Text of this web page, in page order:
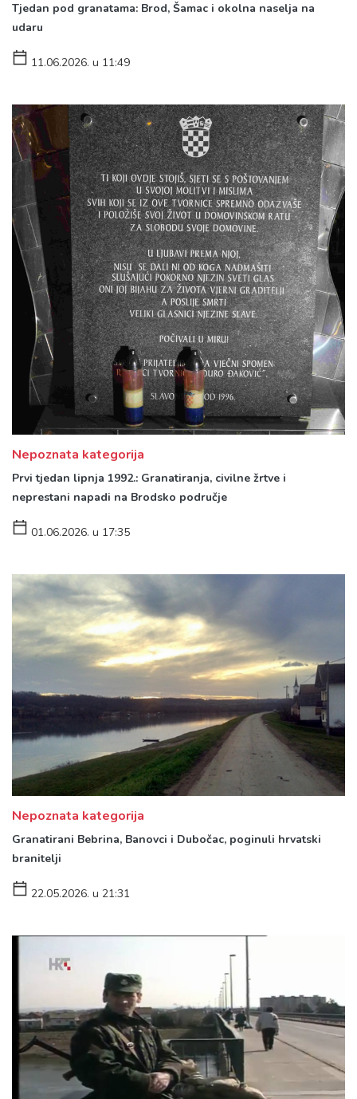
Tjedan pod granatama: Brod, Šamac i okolna naselja na
udaru
11.06.2026. u 11:49
Nepoznata kategorija
Prvi tjedan lipnja 1992.: Granatiranja, civilne žrtve i
neprestani napadi na Brodsko područje
01.06.2026. u 17:35
Nepoznata kategorija
Granatirani Bebrina, Banovci i Dubočac, poginuli hrvatski
branitelji
22.05.2026. u 21:31